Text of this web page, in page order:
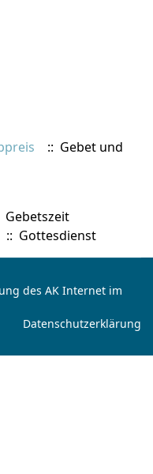
:: Gebet und
Gebetszeit
:: Gottesdienst
des AK Internet im
Datenschutzerklärung